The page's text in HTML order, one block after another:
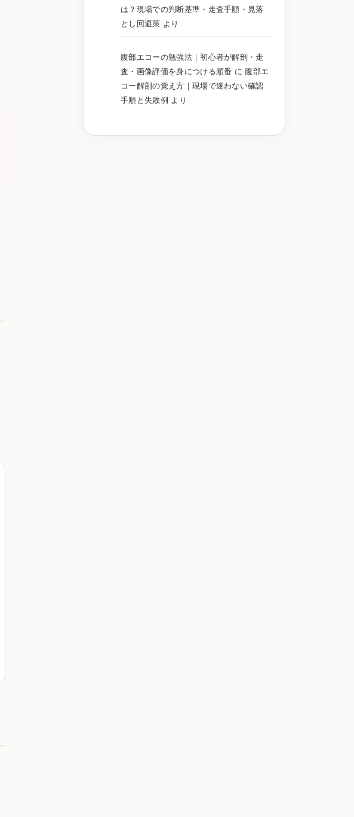
は？現場での判断基準・走査手順・見落
とし回避策 より
腹部エコーの勉強法｜初心者が解剖・走
査・画像評価を身につける順番 に 腹部エ
コー解剖の覚え方｜現場で迷わない確認
手順と失敗例 より